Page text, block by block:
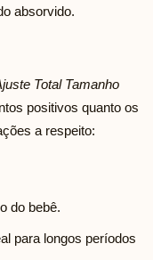
absorvido.
Total Tamanho
positivos quanto os
a respeito:
do bebê.
para longos períodos